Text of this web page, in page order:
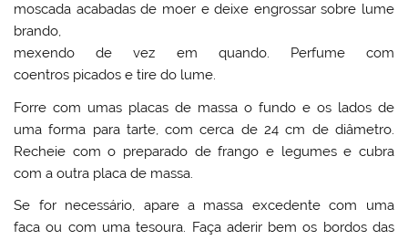
moscada acabadas de moer e deixe engrossar sobre lume
brando,
mexendo de vez em quando. Perfume com
coentros picados e tire do lume.
Forre com umas placas de massa o fundo e os lados de
uma forma para tarte, com cerca de 24 cm de diâmetro.
Recheie com o preparado de frango e legumes e cubra
com a outra placa de massa.
Se for necessário, apare a massa excedente com uma
faca ou com uma tesoura. Faça aderir bem os bordos das